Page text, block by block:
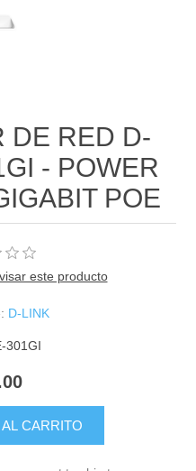
DE RED D-
- POWER
POE
este producto
D-LINK
301GI
CARRITO